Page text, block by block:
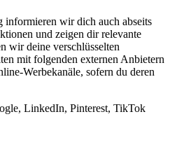
wir dich auch abseits
und zeigen dir relevante
wir deine verschlüsselten
mit folgenden externen Anbietern
Werbekanäle, sofern du deren
LinkedIn, Pinterest, TikTok